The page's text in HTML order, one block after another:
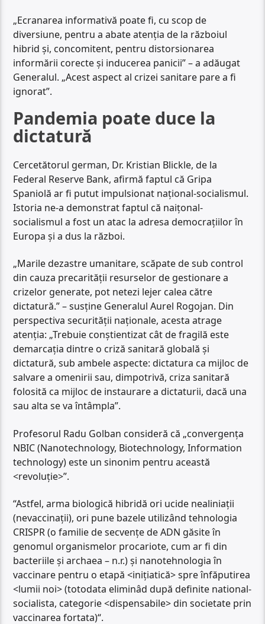
„Ecranarea informativă poate fi, cu scop de
diversiune, pentru a abate atenția de la războiul
hibrid și, concomitent, pentru distorsionarea
informării corecte și inducerea panicii” – a adăugat
Generalul. „Acest aspect al crizei sanitare pare a fi
ignorat”.
Pandemia poate duce la
dictatură
Cercetătorul german, Dr. Kristian Blickle, de la
Federal Reserve Bank, afirmă faptul că Gripa
Spaniolă ar fi putut impulsionat național-socialismul.
Istoria ne-a demonstrat faptul că naițonal-
socialismul a fost un atac la adresa democrațiilor în
Europa și a dus la război.
„Marile dezastre umanitare, scăpate de sub control
din cauza precarităţii resurselor de gestionare a
crizelor generate, pot netezi lejer calea către
dictatură.” – susține Generalul Aurel Rogojan. Din
perspectiva securităţii naţionale, acesta atrage
atenția: „Trebuie conştientizat cât de fragilă este
demarcaţia dintre o criză sanitară globală şi
dictatură, sub ambele aspecte: dictatura ca mijloc de
salvare a omenirii sau, dimpotrivă, criza sanitară
folosită ca mijloc de instaurare a dictaturii, dacă una
sau alta se va întâmpla”.
Profesorul Radu Golban consideră că „convergența
NBIC (Nanotechnology, Biotechnology, Information
technology) este un sinonim pentru această
<revoluție>”.
“Astfel, arma biologică hibridă ori ucide nealiniații
(nevaccinații), ori pune bazele utilizând tehnologia
CRISPR (o familie de secvențe de ADN găsite în
genomul organismelor procariote, cum ar fi din
bacteriile și archaea – n.r.) și nanotehnologia în
vaccinare pentru o etapă <inițiatică> spre înfăputirea
<lumii noi> (totodata eliminâd după definite national-
socialista, categorie <dispensabile> din societate prin
vaccinarea fortata)“.